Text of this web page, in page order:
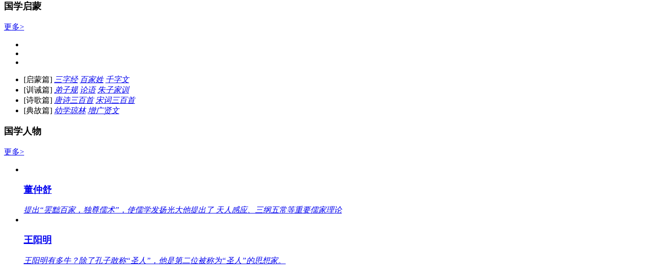
国学启蒙
更多>
[启蒙篇] 三字经 百家姓 千字文
[训诫篇] 弟子规 论语 朱子家训
[诗歌篇] 唐诗三百首 宋词三百首
[典故篇] 幼学琼林 增广贤文
国学人物
更多>
董仲舒
提出“罢黜百家，独尊儒术”，使儒学发扬光大他提出了 天人感应、三纲五常等重要儒家理论
王阳明
王阳明有多牛？除了孔子敢称“圣人”，他是第二位被称为“圣人”的思想家。